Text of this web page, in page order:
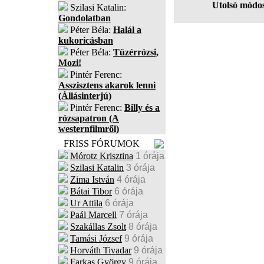
Szilasi Katalin:
Gondolatban
Péter Béla: Halál a
kukoricásban
Péter Béla: Tüzérrózsi,
Mozi!
Pintér Ferenc:
Asszisztens akarok lenni
(Állásinterjú)
Pintér Ferenc: Billy és a
rózsapatron (A
westernfilmről)
FRISS FÓRUMOK
Mórotz Krisztina 1 órája
Szilasi Katalin 3 órája
Zima István 4 órája
Bátai Tibor 6 órája
Ur Attila 6 órája
Paál Marcell 7 órája
Szakállas Zsolt 8 órája
Tamási József 9 órája
Horváth Tivadar 9 órája
Farkas György 9 órája
Utolsó